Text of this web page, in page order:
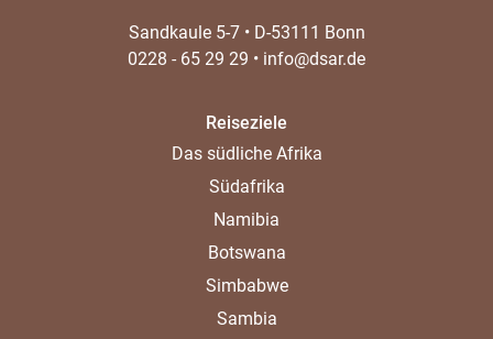
Sandkaule 5-7• D-53111 Bonn
0228 - 65 29 29 • info@dsar.de
Reiseziele
Das südliche Afrika
Südafrika
Namibia
Botswana
Simbabwe
Sambia